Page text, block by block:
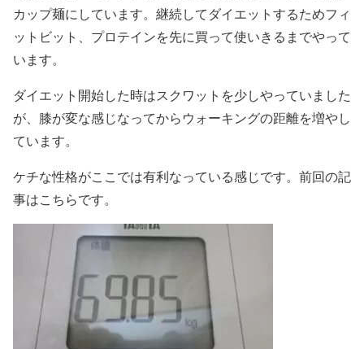
カップ麺にしています。継続してダイエットするためフィ
ットビット、プロテインを先に買って使いきるまでやって
います。
ダイエット開始した時はスクワットを少しやっていました
が、膝が変な感じなってからウォーキングの距離を増やし
ています。
ケチな性格がここでは有利なっている感じです。前回の記
事はこちらです。